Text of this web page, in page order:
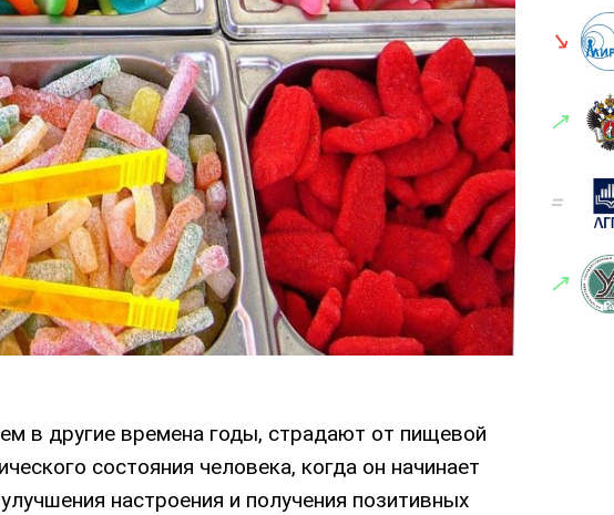
в другие времена годы, страдают от пищевой
состояния человека, когда он начинает
настроения и получения позитивных
↘
↗
=
↗